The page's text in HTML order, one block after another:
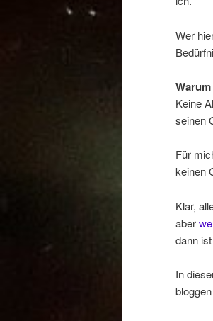
Wer
Keine
seinen
Für
keinen
Klar,
aber
dann
In